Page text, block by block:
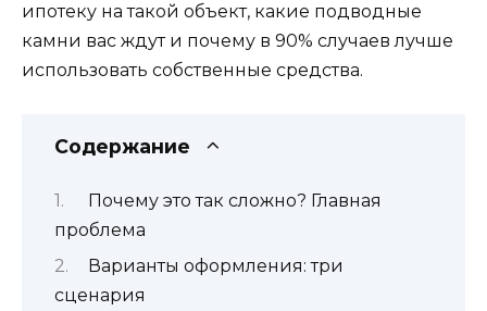
ипотеку на такой объект, какие подводные
камни вас ждут и почему в 90% случаев лучше
использовать собственные средства.
Содержание
Почему это так сложно? Главная
проблема
Варианты оформления: три
сценария